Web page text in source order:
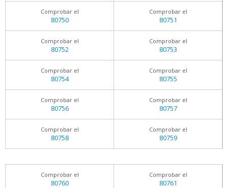
Comprobar el
80750
Comprobar el
80751
Comprobar el
80752
Comprobar el
80753
Comprobar el
80754
Comprobar el
80755
Comprobar el
80756
Comprobar el
80757
Comprobar el
80758
Comprobar el
80759
Comprobar el
80760
Comprobar el
80761